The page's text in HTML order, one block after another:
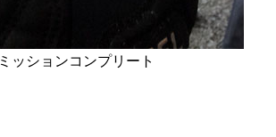
ミッションコンプリート